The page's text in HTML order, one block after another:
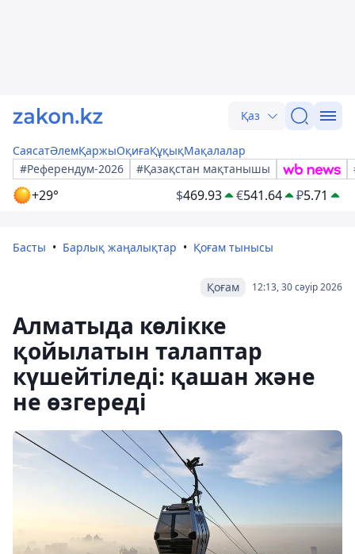
Қаз
СаясатӘлемҚаржыОқиғаҚұқықМақалалар
#Референдум-2026
#Қазақстан мақтанышы
+29° $469.93 €541.64 ₽5.71
Басты Барлық жаңалықтар Қоғам тынысы
12:13, 30 сәуір 2026
Қоғам
Алматыда көлікке
қойылатын талаптар
күшейтіледі: қашан және
не өзгереді